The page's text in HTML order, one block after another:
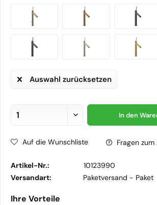
Auswahl zurücksetzen
In den
Auf die Wunschliste Fragen zum
Artikel-Nr.:
10123990
Versandart:
Paketversand - Paket
Ihre Vorteile